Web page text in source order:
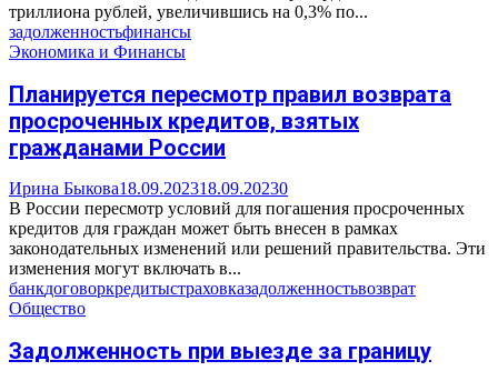
триллиона рублей, увеличившись на 0,3% по...
задолженностьфинансы
Экономика и Финансы
Планируется пересмотр правил возврата
просроченных кредитов, взятых
гражданами России
Ирина Быкова18.09.202318.09.20230
В России пересмотр условий для погашения просроченных
кредитов для граждан может быть внесен в рамках
законодательных изменений или решений правительства. Эти
изменения могут включать в...
банкдоговоркредитыстраховказадолженностьвозврат
Общество
Задолженность при выезде за границу